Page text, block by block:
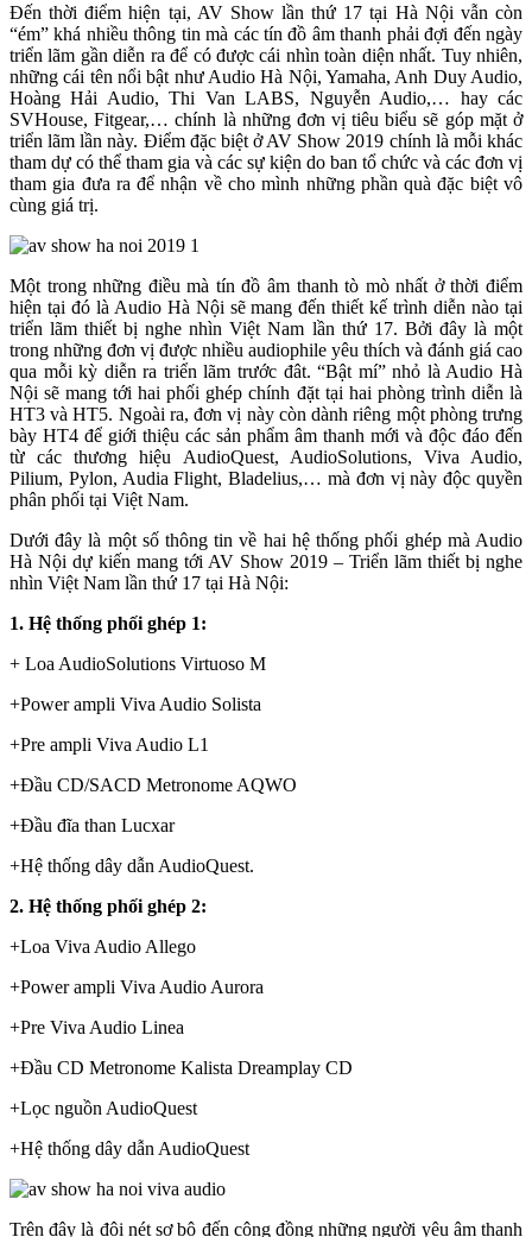
Đến thời điểm hiện tại, AV Show lần thứ 17 tại Hà Nội vẫn còn
“ém” khá nhiều thông tin mà các tín đồ âm thanh phải đợi đến ngày
triển lãm gần diễn ra để có được cái nhìn toàn diện nhất. Tuy nhiên,
những cái tên nổi bật như Audio Hà Nội, Yamaha, Anh Duy Audio,
Hoàng Hải Audio, Thi Van LABS, Nguyễn Audio,… hay các
SVHouse, Fitgear,… chính là những đơn vị tiêu biểu sẽ góp mặt ở
triển lãm lần này. Điểm đặc biệt ở AV Show 2019 chính là mỗi khác
tham dự có thể tham gia và các sự kiện do ban tổ chức và các đơn vị
tham gia đưa ra để nhận về cho mình những phần quà đặc biệt vô
cùng giá trị.
Một trong những điều mà tín đồ âm thanh tò mò nhất ở thời điểm
hiện tại đó là Audio Hà Nội sẽ mang đến thiết kế trình diễn nào tại
triển lãm thiết bị nghe nhìn Việt Nam lần thứ 17. Bởi đây là một
trong những đơn vị được nhiều audiophile yêu thích và đánh giá cao
qua mỗi kỳ diễn ra triển lãm trước đât. “Bật mí” nhỏ là Audio Hà
Nội sẽ mang tới hai phối ghép chính đặt tại hai phòng trình diễn là
HT3 và HT5. Ngoài ra, đơn vị này còn dành riêng một phòng trưng
bày HT4 để giới thiệu các sản phẩm âm thanh mới và độc đáo đến
từ các thương hiệu AudioQuest, AudioSolutions, Viva Audio,
Pilium, Pylon, Audia Flight, Bladelius,… mà đơn vị này độc quyền
phân phối tại Việt Nam.
Dưới đây là một số thông tin về hai hệ thống phối ghép mà Audio
Hà Nội dự kiến mang tới AV Show 2019 – Triển lãm thiết bị nghe
nhìn Việt Nam lần thứ 17 tại Hà Nội:
1. Hệ thống phối ghép 1:
+ Loa AudioSolutions Virtuoso M
+Power ampli Viva Audio Solista
+Pre ampli Viva Audio L1
+Đầu CD/SACD Metronome AQWO
+Đầu đĩa than Lucxar
+Hệ thống dây dẫn AudioQuest.
2. Hệ thống phối ghép 2:
+Loa Viva Audio Allego
+Power ampli Viva Audio Aurora
+Pre Viva Audio Linea
+Đầu CD Metronome Kalista Dreamplay CD
+Lọc nguồn AudioQuest
+Hệ thống dây dẫn AudioQuest
Trên đây là đôi nét sơ bộ đến cộng đồng những người yêu âm thanh